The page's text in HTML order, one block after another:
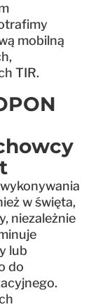
mobilną
TIR.
w święta,
niezależnie
lub
do